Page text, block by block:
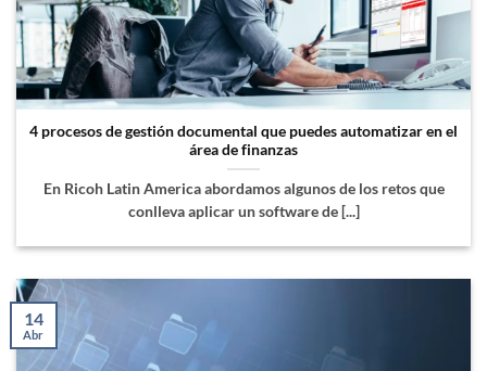
4 procesos de gestión documental que puedes automatizar en el
área de finanzas
En Ricoh Latin America abordamos algunos de los retos que
conlleva aplicar un software de [...]
14
Abr